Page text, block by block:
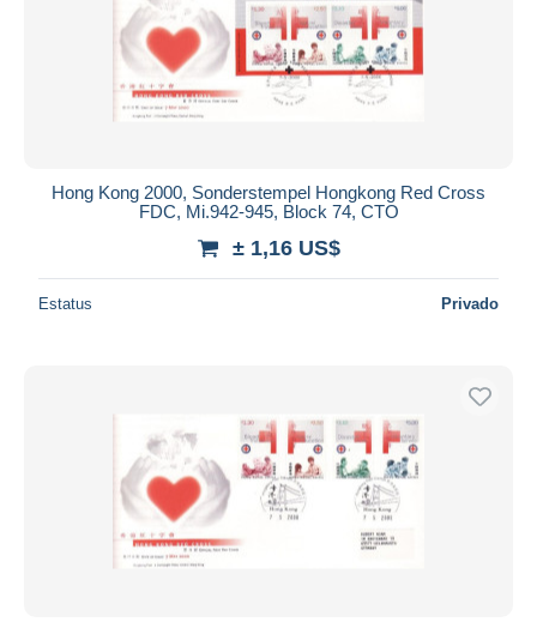
Hong Kong 2000, Sonderstempel Hongkong Red Cross
FDC, Mi.942-945, Block 74, CTO
± 1,16 US$
Estatus Privado